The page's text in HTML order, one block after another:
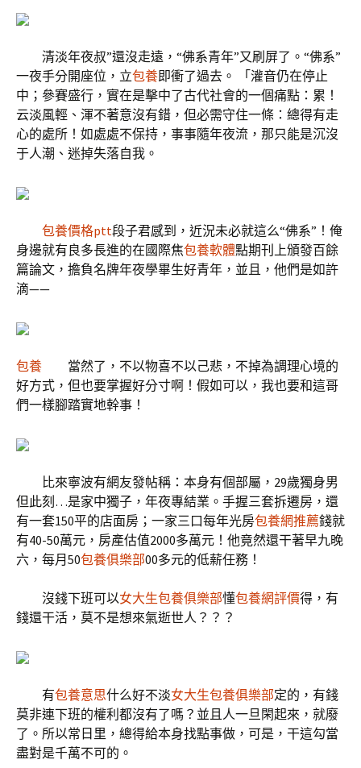
清淡年夜叔”還沒走遠，“佛系青年”又刷屏了。“佛系”
一夜手分開座位，立包養即衝了過去。 「灌音仍在停止
中；參賽盛行，實在是擊中了古代社會的一個痛點：累！
云淡風輕、渾不著意沒有錯，但必需守住一條：總得有走
心的處所！如處處不保持，事事隨年夜流，那只能是沉沒
于人潮、迷掉失落自我。
包養價格ptt段子君感到，近況未必就這么“佛系”！俺
身邊就有良多長進的在國際焦包養軟體點期刊上頒發百餘
篇論文，擔負名牌年夜學畢生好青年，並且，他們是如許
滴——
包養 當然了，不以物喜不以己悲，不掉為調理心境的
好方式，但也要掌握好分寸啊！假如可以，我也要和這哥
們一樣腳踏實地幹事！
比來寧波有網友發帖稱：本身有個部屬，29歲獨身男
但此刻…是家中獨子，年夜專結業。手握三套拆遷房，還
有一套150平的店面房；一家三口每年光房包養網推薦錢就
有40-50萬元，房產估值2000多萬元！他竟然還干著早九晚
六，每月50包養俱樂部00多元的低薪任務！
沒錢下班可以女大生包養俱樂部懂包養網評價得，有
錢還干活，莫不是想來氣逝世人？？？
有包養意思什么好不淡女大生包養俱樂部定的，有錢
莫非連下班的權利都沒有了嗎？並且人一旦閑起來，就廢
了。所以常日里，總得給本身找點事做，可是，干這勾當
盡對是千萬不可的。